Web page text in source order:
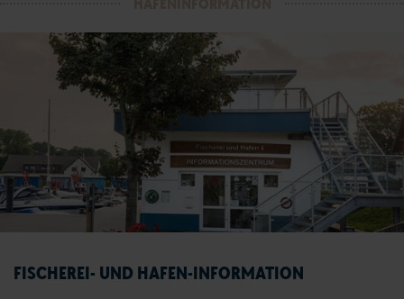
FISCHEREI- UND HAFEN-INFORMATION